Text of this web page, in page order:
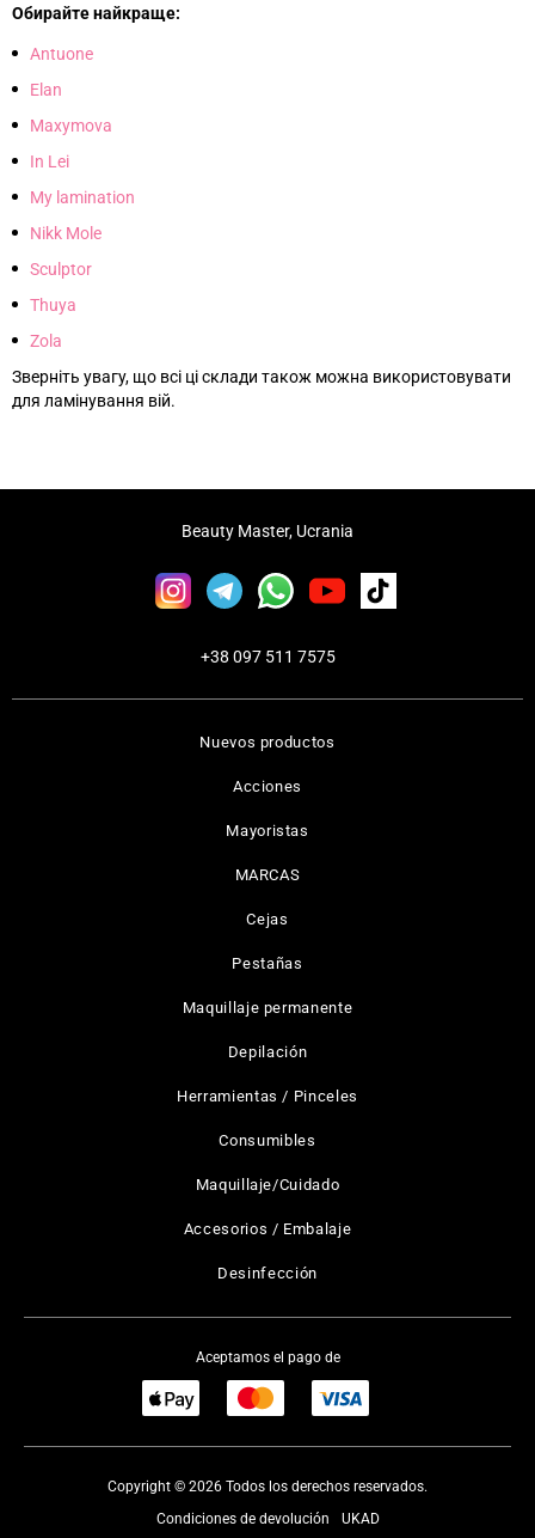
Обирайте найкраще:
Antuone
Elan
Maxymova
In Lei
My lamination
Nikk Mole
Sculptor
Thuya
Zola
Зверніть увагу, що всі ці склади також можна використовувати
для ламінування вій.
Nuevos productos
Acciones
Mayoristas
MARCAS
Cejas
Pestañas
Maquillaje permanente
Depilación
Herramientas / Pinceles
Consumibles
Maquillaje/Cuidado
Accesorios / Embalaje
Desinfección
Beauty Master, Ucrania
+38 097 511 7575
Aceptamos el pago de
Copyright © 2026 Todos los derechos reservados.
UKAD
Condiciones de devolución